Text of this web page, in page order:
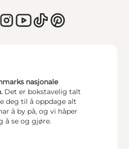
nasjonale
Det er bokstavelig talt
deg til å oppdage alt
å by på, og vi håper
å se og gjøre.